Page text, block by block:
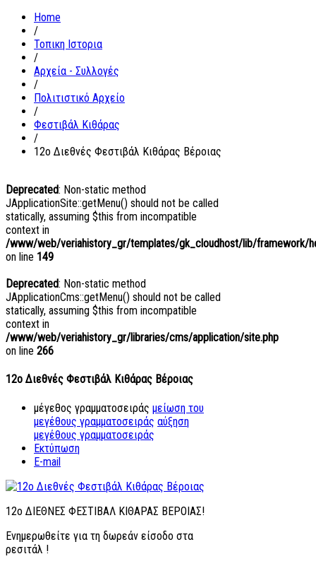
Home
/
Τοπικη Ιστορια
/
Αρχεία - Συλλογές
/
Πολιτιστικό Αρχείο
/
Φεστιβάλ Κιθάρας
/
12ο Διεθνές Φεστιβάλ Κιθάρας Βέροιας
Deprecated: Non-static method
JApplicationSite::getMenu() should not be called
statically, assuming $this from incompatible
context in
/www/web/veriahistory_gr/templates/gk_cloudhost/lib/framework/
on line 149
Deprecated: Non-static method
JApplicationCms::getMenu() should not be called
statically, assuming $this from incompatible
context in
/www/web/veriahistory_gr/libraries/cms/application/site.php
on line 266
12ο Διεθνές Φεστιβάλ Κιθάρας Βέροιας
μέγεθος γραμματοσειράς μείωση του
μεγέθους γραμματοσειράς αύξηση
μεγέθους γραμματοσειράς
Εκτύπωση
E-mail
12ο ΔΙΕΘΝΕΣ ΦΕΣΤΙΒΑΛ ΚΙΘΑΡΑΣ ΒΕΡΟΙΑΣ!
Ενημερωθείτε για τη δωρεάν είσοδο στα
ρεσιτάλ !